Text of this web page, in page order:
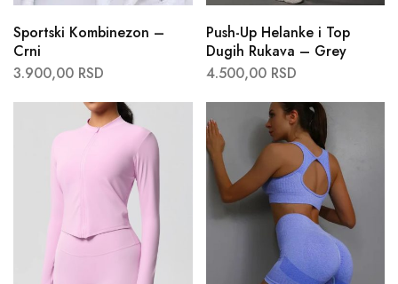
Sportski Kombinezon –
Crni
3.900,00 RSD
Push-Up Helanke i Top
Dugih Rukava – Grey
4.500,00 RSD